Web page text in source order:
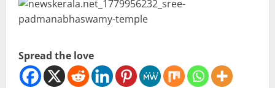
Spread the love